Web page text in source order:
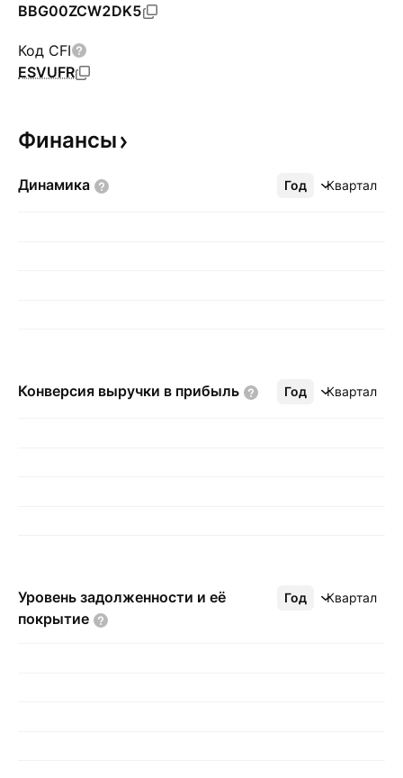
BBG00ZCW2DK5
Код CFI
ESVUFR
Финансы
Динамика Год Квартал
Ещё
Конверсия выручки в прибыль Год Квартал
Ещё
Уровень задолженности и её
покрытие
Год Квартал
Ещё